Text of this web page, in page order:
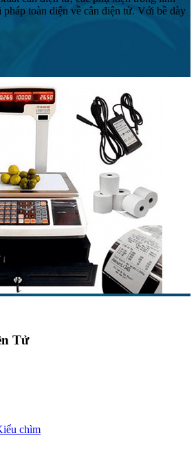
toàn diện về cân điện tử. Với bề dày
Tử
chìm